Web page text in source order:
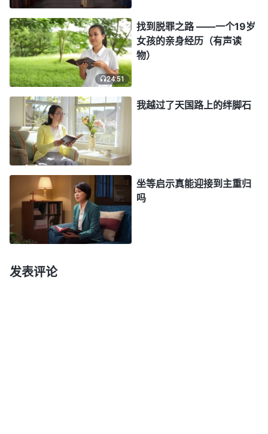
叩门，就给你们开门。’（马太福音7:7）
一天，我正在浏览全能神教会的电影，《神作工
是根据圣经吗》这个电影精彩片段突然映入我的眼
帘，我立刻被吸引了，手也随之停了下来，心想：
“以往牧师长老常讲‘神作工就是根据圣经，信主就得
看圣经，离开圣经就是异端’，我一直也这么认为，
所以当牧师说全能神教会的人都不看圣经，而是看另
一本书时，我便对全能神教会产生了抵触，不愿意接
能神教会制作的各种视频、电影，我感觉全能神教会
挺正面的，不像异端，既然全能神教会的电影里也有
讲这方面的内容，要不然我点进去看看里面讲的是什
么，也好把这个问题弄清楚。”于是，我迫不及待地
打开了电影，正好看到电影中全能神教会的王姊妹问
24:51
找到脱罪之路 ——一个19岁
女孩的亲身经历（有声读
物）
我越过了天国路上的绊脚石
坐等启示真能迎接到主重归
吗
发表评论